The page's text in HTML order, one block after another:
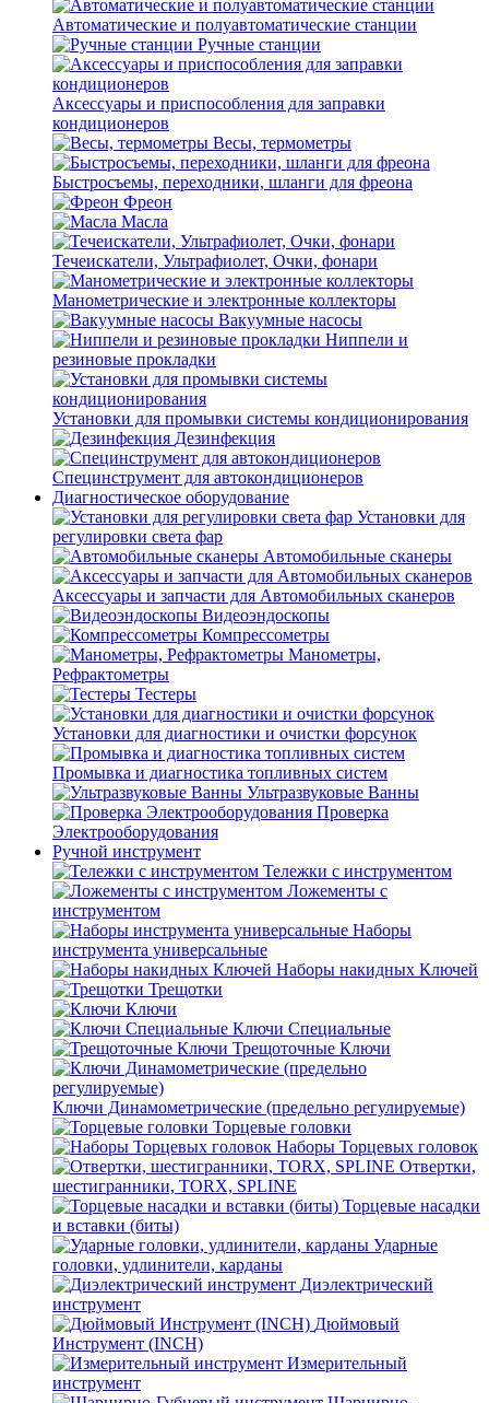
Автоматические и полуавтоматические станции
Ручные станции
Аксессуары и приспособления для заправки
кондиционеров
Весы, термометры
Быстросъемы, переходники, шланги для фреона
Фреон
Масла
Течеискатели, Ультрафиолет, Очки, фонари
Манометрические и электронные коллекторы
Вакуумные насосы
Ниппели и
резиновые прокладки
Установки для промывки системы кондиционирования
Дезинфекция
Специнструмент для автокондиционеров
Диагностическое оборудование
Установки для
регулировки света фар
Автомобильные сканеры
Аксессуары и запчасти для Автомобильных сканеров
Видеоэндоскопы
Компрессометры
Манометры,
Рефрактометры
Тестеры
Установки для диагностики и очистки форсунок
Промывка и диагностика топливных систем
Ультразвуковые Ванны
Проверка
Электрооборудования
Ручной инструмент
Тележки с инструментом
Ложементы с
инструментом
Наборы
инструмента универсальные
Наборы накидных Ключей
Трещотки
Ключи
Ключи Специальные
Трещоточные Ключи
Ключи Динамометрические (предельно регулируемые)
Торцевые головки
Наборы Торцевых головок
Отвертки,
шестигранники, TORX, SPLINE
Торцевые насадки
и вставки (биты)
Ударные
головки, удлинители, карданы
Диэлектрический
инструмент
Дюймовый
Инструмент (INCH)
Измерительный
инструмент